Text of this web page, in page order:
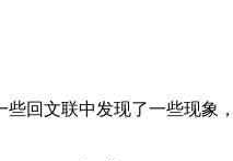
些回文联中发现了一些现象